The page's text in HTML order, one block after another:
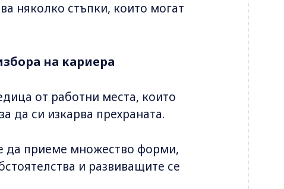
няколко стъпки, които могат
на кариера
от работни места, които
да си изкарва прехраната.
да приеме множество форми,
и развиващите се